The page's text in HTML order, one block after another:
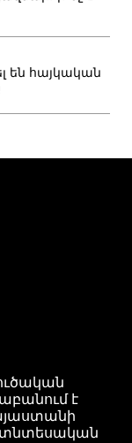
են հայկական
է